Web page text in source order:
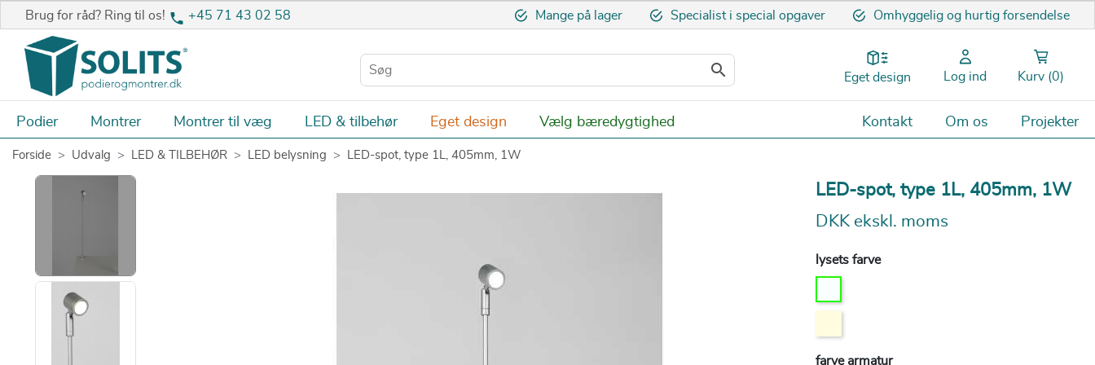
Brug for råd? Ring til os! +45 71 43 02 58 Mange på lager Specialist i special opgaver Omhyggelig og hurtig forsendelse
 Eget design Log ind Kurv (0)
Podier Montrer Montrer til væg LED & tilbehør Eget design Projekter
Om os
Kontakt
Vælg bæredygtighed
Forside Udvalg LED & TILBEHØR LED belysning LED-spot, type 1L, 405mm, 1W
LED-spot, type 1L, 405mm, 1W
DKK ekskl. moms
lysets farve
farve armatur